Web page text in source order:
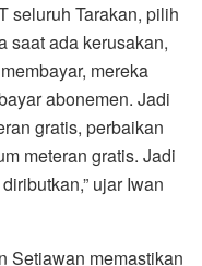
seluruh Tarakan, pilih
saat ada kerusakan,
mereka
abonemen. Jadi
gratis, perbaikan
meteran gratis. Jadi
ujar Iwan
Setiawan memastikan